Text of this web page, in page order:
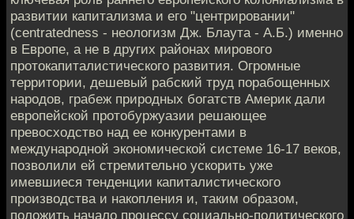
развитии капитализма и его "центрировании"
(centratedness - неологизм Дж. Блаута - А.Б.) именно
в Европе, а не в других районах мирового
протокапиталистического развития. Огромные
территории, дешевый рабский труд порабощенных
народов, грабеж природных богатств Америк дали
европейской протобуржуазии решающее
превосходство над ее конкурентами в
международной экономической системе 16-17 веков,
позволили ей стремительно ускорить уже
имевшиеся тенденции капиталистического
производства и накопления и, таким образом,
положить начало процессу социально-политического